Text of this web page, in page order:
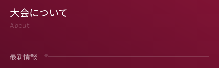
大会について
About
最新情報